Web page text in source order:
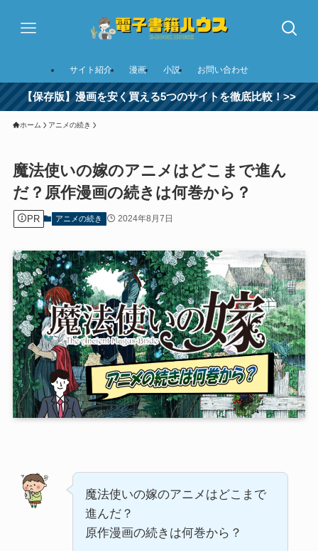
サイト紹介 漫画 小説 お問い合わせ
【保存版】漫画を安く買える5つのサイトを徹底比較！>>
ホーム アニメの続き
魔法使いの嫁のアニメはどこまで進ん
だ？原作漫画の続きは何巻から？
PR アニメの続き 2024年8月7日
魔法使いの嫁のアニメはどこまで
進んだ？
原作漫画の続きは何巻から？